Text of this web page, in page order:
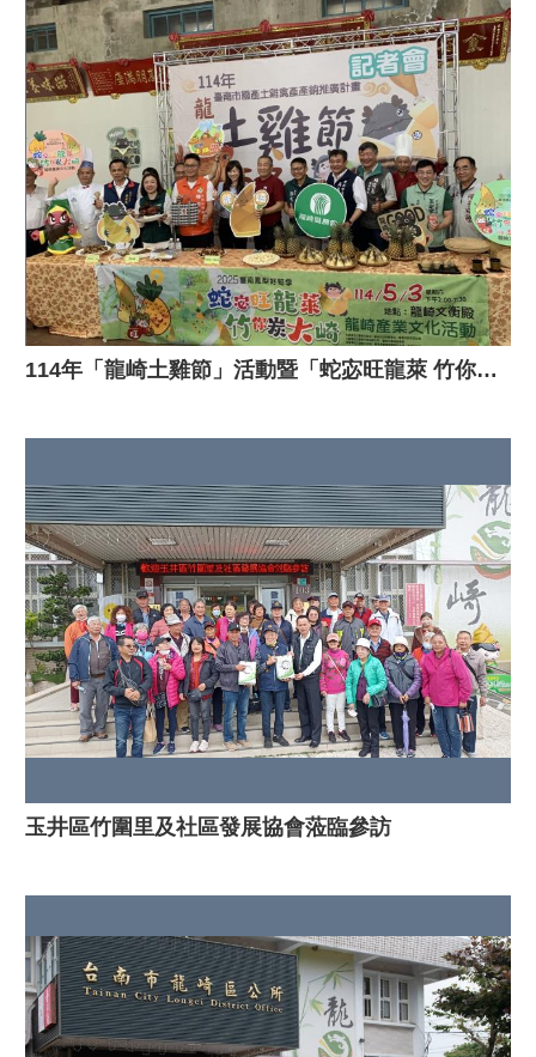
114年「龍崎土雞節」活動暨「蛇宓旺龍萊 竹你炭大崎」農業產業文化活動記者會
玉井區竹圍里及社區發展協會蒞臨參訪